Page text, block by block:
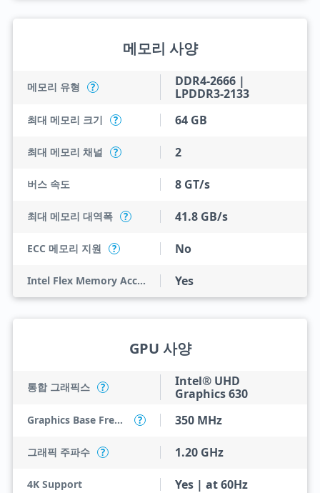
메모리 사양
메모리 유형 ?
DDR4-2666 |
LPDDR3-2133
최대 메모리 크기 ? 64 GB
최대 메모리 채널 ? 2
버스 속도 8 GT/s
최대 메모리 대역폭 ? 41.8 GB/s
ECC 메모리 지원 ? No
Intel Flex Memory Access Yes
GPU 사양
통합 그래픽스 ?
Intel® UHD
Graphics 630
Graphics Base Frequency ? 350 MHz
그래픽 주파수 ? 1.20 GHz
4K Support Yes | at 60Hz